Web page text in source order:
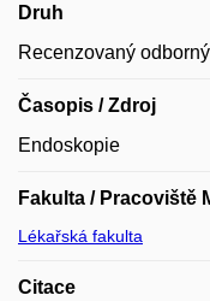
Druh
Recenzovaný
Časopis / Zdroj
Endoskopie
Fakulta / Pracoviště
Lékařská fakulta
Citace